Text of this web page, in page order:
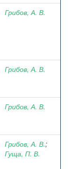
Грибов, А. В.
Грибов, А. В.
Грибов, А. В.
Грибов, А. В.;
Гуща, П. В.